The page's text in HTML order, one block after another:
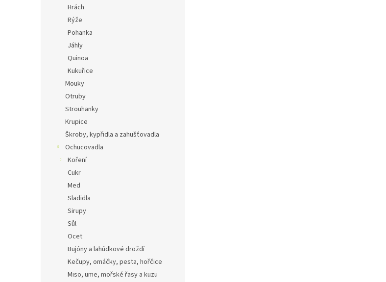
Hrách
Rýže
Pohanka
Jáhly
Quinoa
Kukuřice
Mouky
Otruby
Strouhanky
Krupice
Škroby, kypřidla a zahušťovadla
Ochucovadla
Koření
Cukr
Med
Sladidla
Sirupy
Sůl
Ocet
Bujóny a lahůdkové droždí
Kečupy, omáčky, pesta, hořčice
Miso, ume, mořské řasy a kuzu